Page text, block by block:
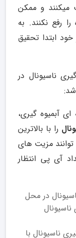
میکنند و ممکن
رفع نکنند. به
ابتدا تحقیق
ناسیونال در
ای آبمیوه گیری،
را با بالاترین
مزیت های
آی پی انتظار
در محل
ناسیونال
ناسیونال با